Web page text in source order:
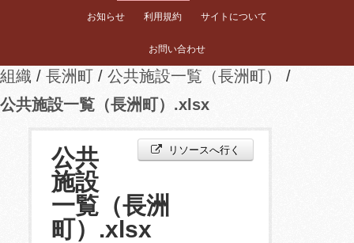
お知らせ 利用規約 サイトについて
お問い合わせ
組織 長洲町
公共施設一覧（長洲町）
公共施設一覧（長洲町）.xlsx
リソースへ行く
公共
施設
一覧（長洲
町）.xlsx